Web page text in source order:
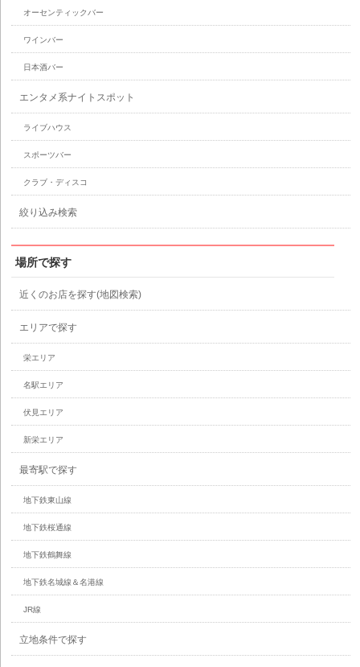
オーセンティックバー
ワインバー
日本酒バー
エンタメ系ナイトスポット
ライブハウス
スポーツバー
クラブ・ディスコ
絞り込み検索
場所で探す
近くのお店を探す(地図検索)
エリアで探す
栄エリア
名駅エリア
伏見エリア
新栄エリア
最寄駅で探す
地下鉄東山線
地下鉄桜通線
地下鉄鶴舞線
地下鉄名城線＆名港線
JR線
立地条件で探す